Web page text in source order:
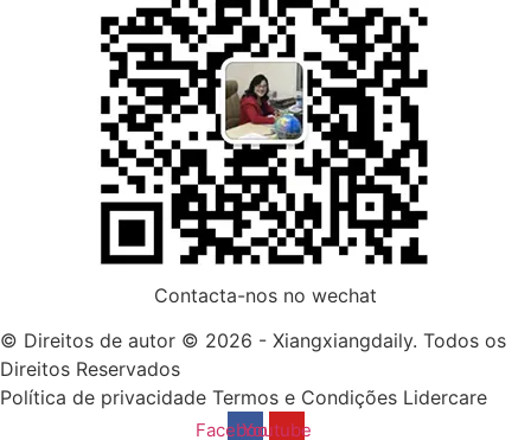
Contacta-nos no wechat
© Direitos de autor © 2026 - Xiangxiangdaily. Todos os
Direitos Reservados
Política de privacidade Termos e Condições Lidercare
FacebookYoutube